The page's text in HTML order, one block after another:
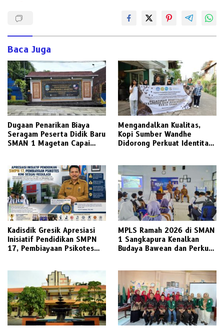
Baca Juga
Dugaan Penarikan Biaya
Seragam Peserta Didik Baru
SMAN 1 Magetan Capai
Mengandalkan Kualitas,
Kopi Sumber Wandhe
Didorong Perkuat Identitas
Veteran Jawa Timur
Kadisdik Gresik Apresiasi
Inisiatif Pendidikan SMPN
17, Pembiayaan Psikotes
MPLS Ramah 2026 di SMAN
1 Sangkapura Kenalkan
Budaya Bawean dan Perkuat